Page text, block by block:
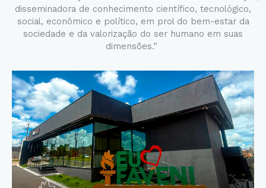
disseminadora de conhecimento científico, tecnológico,
social, econômico e político, em prol do bem-estar da
sociedade e da valorização do ser humano em suas
dimensões.”